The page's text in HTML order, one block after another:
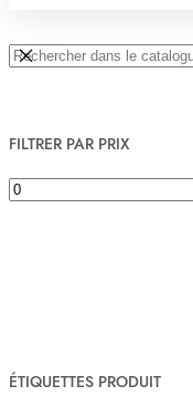
FILTRER PAR PRIX
ÉTIQUETTES PRODUIT